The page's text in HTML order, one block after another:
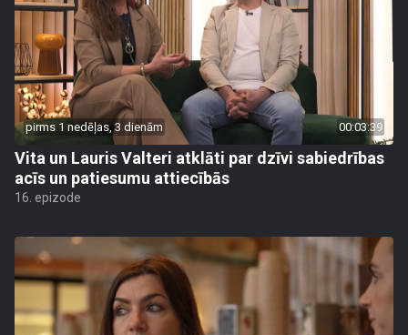
pirms 1 nedēļas, 3 dienām 00:03:39
Vita un Lauris Valteri atklāti par dzīvi sabiedrības
acīs un patiesumu attiecībās
16. epizode